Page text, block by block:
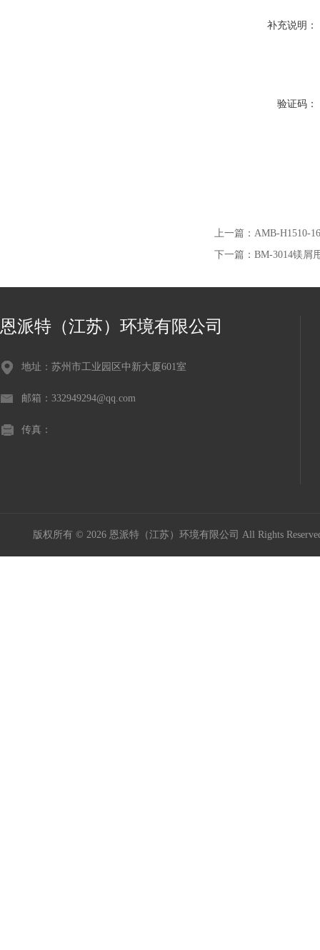
补充说明：
验证码：
上一篇： AMB-H1510-
下一篇： BM-3014镁屑
恩派特（江苏）环境有限公司
地址：苏州市工业园区中新大厦601室
邮箱：332949294@qq.com
传真：
版权所有 © 2026 恩派特（江苏）环境有限公司 All Rights